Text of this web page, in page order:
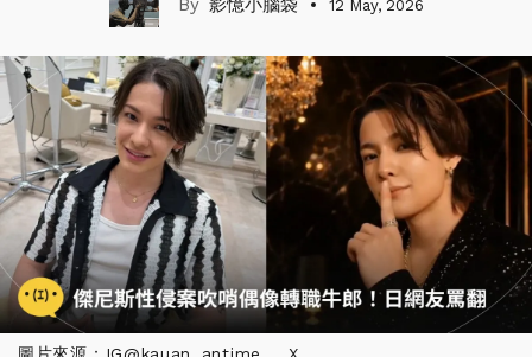
影憶小腦袋 12 May, 2026